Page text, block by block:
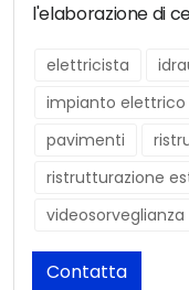
l'elaborazione di
elettricista
impianto elettrico
pavimenti
ristrutturazione
videosorveglianza
Contatta